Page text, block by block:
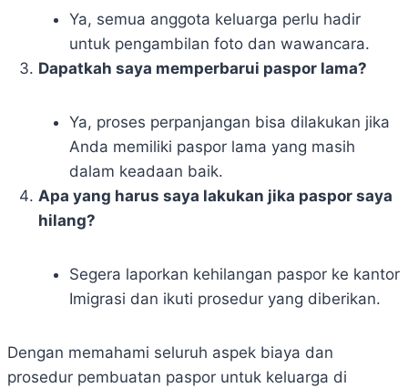
Ya, semua anggota keluarga perlu hadir
untuk pengambilan foto dan wawancara.
Dapatkah saya memperbarui paspor lama?
Ya, proses perpanjangan bisa dilakukan jika
Anda memiliki paspor lama yang masih
dalam keadaan baik.
Apa yang harus saya lakukan jika paspor saya
hilang?
Segera laporkan kehilangan paspor ke kantor
Imigrasi dan ikuti prosedur yang diberikan.
Dengan memahami seluruh aspek biaya dan
prosedur pembuatan paspor untuk keluarga di